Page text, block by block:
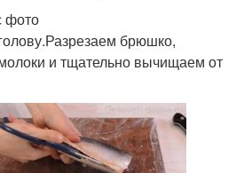
фото
брюшко,
и тщательно вычищаем от